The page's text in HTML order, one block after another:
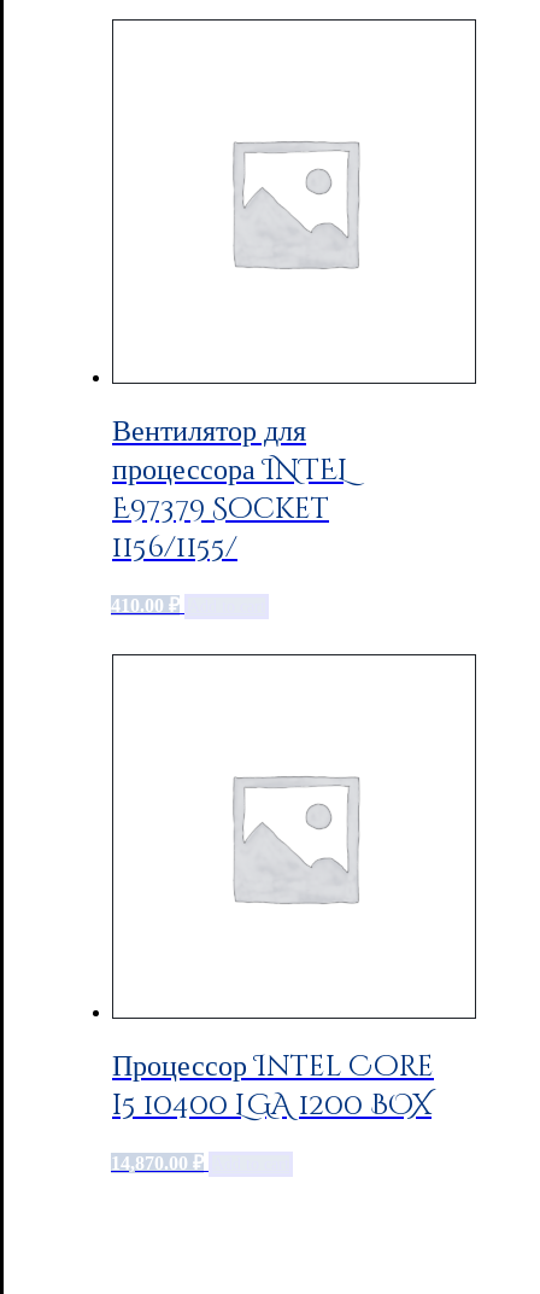
Вентилятор для
процессора INTEL
E97379 Socket
1156/1155/
410.00 ₽
Процессор Intel Core
i5 10400 LGA 1200 BOX
14,870.00 ₽